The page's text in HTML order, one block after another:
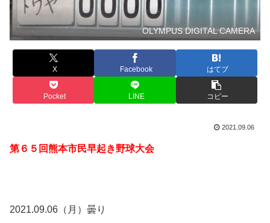
OLYMPUS DIGITAL CAMERA
X Facebook はてブ
Pocket LINE コピー
2021.09.06
第６５回熊本市民早起き野球大会
2021.09.06（月）曇り